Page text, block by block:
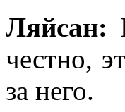
Ляйсан:
честно,
за него.